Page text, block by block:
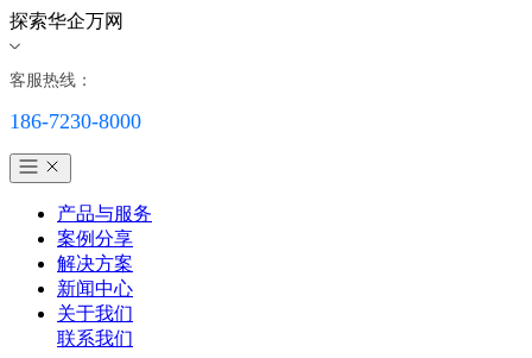
探索华企万网
客服热线：
186-7230-8000
产品与服务
案例分享
解决方案
新闻中心
关于我们
联系我们